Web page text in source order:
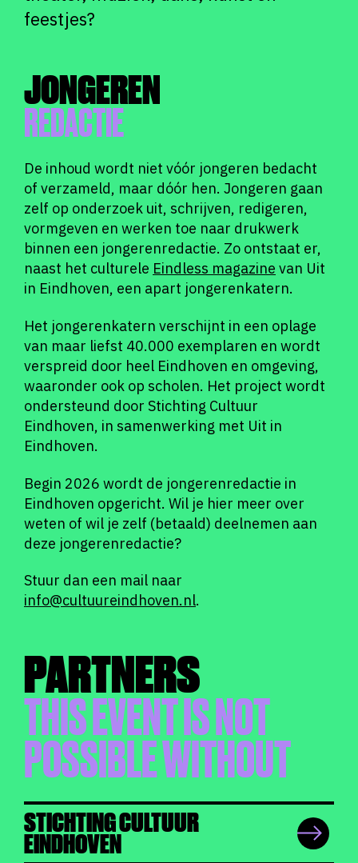
feestjes?
JONGEREN
REDACTIE
De inhoud wordt niet vóór jongeren bedacht
of verzameld, maar dóór hen. Jongeren gaan
zelf op onderzoek uit, schrijven, redigeren,
vormgeven en werken toe naar drukwerk
binnen een jongerenredactie. Zo ontstaat er,
naast het culturele Eindless magazine van Uit
in Eindhoven, een apart jongerenkatern.
Het jongerenkatern verschijnt in een oplage
van maar liefst 40.000 exemplaren en wordt
verspreid door heel Eindhoven en omgeving,
waaronder ook op scholen. Het project wordt
ondersteund door Stichting Cultuur
Eindhoven, in samenwerking met Uit in
Eindhoven.
Begin 2026 wordt de jongerenredactie in
Eindhoven opgericht. Wil je hier meer over
weten of wil je zelf (betaald) deelnemen aan
deze jongerenredactie?
Stuur dan een mail naar
info@cultuureindhoven.nl.
PARTNERS
THIS EVENT IS NOT
POSSIBLE WITHOUT
STICHTING CULTUUR
EINDHOVEN